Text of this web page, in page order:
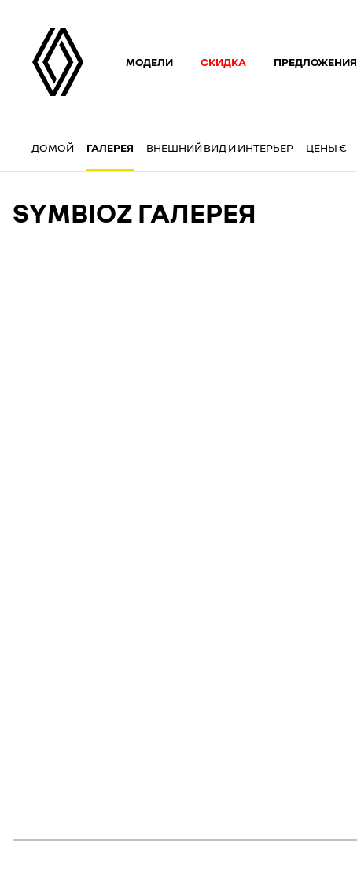
МОДЕЛИ СКИДКА ПРЕДЛОЖЕНИЯ
ДОМОЙ ГАЛЕРЕЯ ВНЕШНИЙ ВИД И ИНТЕРЬЕР ЦЕНЫ €
SYMBIOZ ГАЛЕРЕЯ